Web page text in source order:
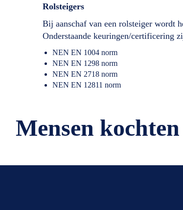
Rolsteigers
Bij aanschaf van een rolsteiger wordt
Onderstaande keuringen/certificering
NEN EN 1004 norm
NEN EN 1298 norm
NEN EN 2718 norm
NEN EN 12811 norm
Mensen